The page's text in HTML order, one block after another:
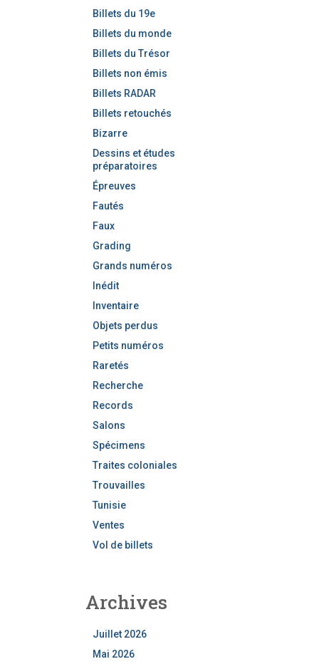
Billets du 19e
Billets du monde
Billets du Trésor
Billets non émis
Billets RADAR
Billets retouchés
Bizarre
Dessins et études
préparatoires
Épreuves
Fautés
Faux
Grading
Grands numéros
Inédit
Inventaire
Objets perdus
Petits numéros
Raretés
Recherche
Records
Salons
Spécimens
Traites coloniales
Trouvailles
Tunisie
Ventes
Vol de billets
Archives
Juillet 2026
Mai 2026